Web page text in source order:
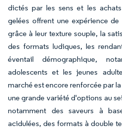
dictés par les sens et les
gelées offrent une expérience
grâce à leur texture souple, la
des formats ludiques, les
éventail démographique,
adolescents et les jeunes
marché est encore renforcée par
une grande variété d'options au
notamment des saveurs à
acidulées, des formats à double